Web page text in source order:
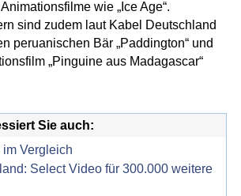
wie „Ice Age“.
sind zudem laut Kabel Deutschland
peruanischen Bär „Paddington“ und
„Pinguine aus Madagascar“
Sie auch:
Vergleich
Select Video für 300.000 weitere